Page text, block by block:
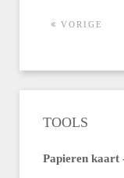
VORIGE
TOOLS
Papieren kaart